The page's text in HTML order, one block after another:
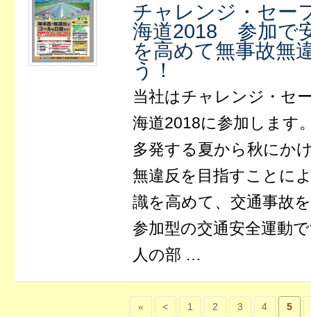
チャレンジ・セー
海道2018 参加で
を高めて無事故無
う！
当社はチャレンジ・セ
海道2018に参加します
多発する夏から秋にか
無違反を目指すことに
識を高めて、交通事故
参加型の交通安全運動
人の部 …
« < 1 2 3 4 5